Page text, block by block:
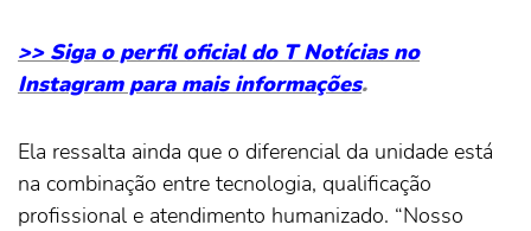
>> Siga o perfil oficial do T Notícias no
Instagram para mais informações.
Ela ressalta ainda que o diferencial da unidade está
na combinação entre tecnologia, qualificação
profissional e atendimento humanizado. “Nosso